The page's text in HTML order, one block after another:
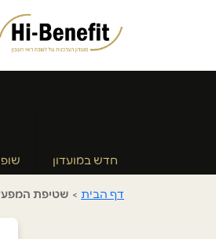
חדש במועדון
דף הבית > שטיפת